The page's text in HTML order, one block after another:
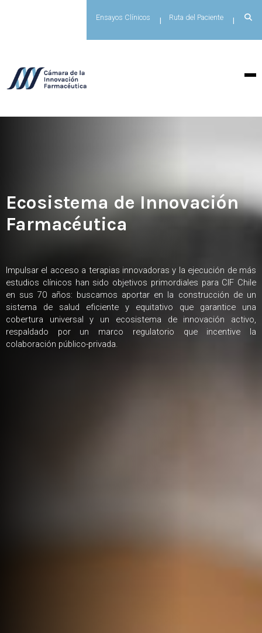
Ensayos Clínicos Ruta del Paciente
Ecosistema de Innovación
Farmacéutica
Impulsar el acceso a terapias innovadoras y la ejecución de más
estudios clínicos han sido objetivos primordiales para CIF Chile
en sus 70 años: buscamos aportar en la construcción de un
sistema de salud eficiente y equitativo que garantice una
cobertura universal y un ecosistema de innovación activo,
respaldado por un marco regulatorio que incentive la
colaboración público-privada.